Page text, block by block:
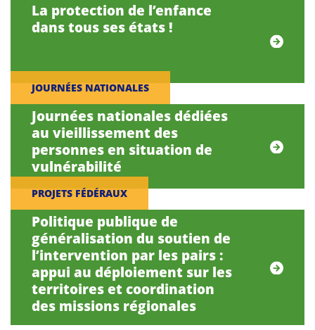
La protection de l’enfance
dans tous ses états !
JOURNÉES NATIONALES
Journées nationales dédiées
au vieillissement des
personnes en situation de
vulnérabilité
PROJETS FÉDÉRAUX
Politique publique de
généralisation du soutien de
l’intervention par les pairs :
appui au déploiement sur les
territoires et coordination
des missions régionales